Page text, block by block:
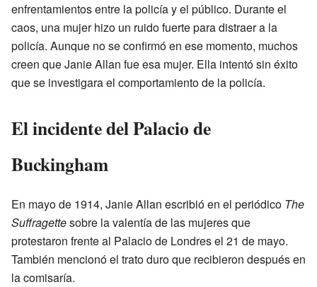
enfrentamientos entre la policía y el público. Durante el
caos, una mujer hizo un ruido fuerte para distraer a la
policía. Aunque no se confirmó en ese momento, muchos
creen que Janie Allan fue esa mujer. Ella intentó sin éxito
que se investigara el comportamiento de la policía.
El incidente del Palacio de
Buckingham
En mayo de 1914, Janie Allan escribió en el periódico The
Suffragettesobre la valentía de las mujeres que
protestaron frente al Palacio de Londres el 21 de mayo.
También mencionó el trato duro que recibieron después en
la comisaría.